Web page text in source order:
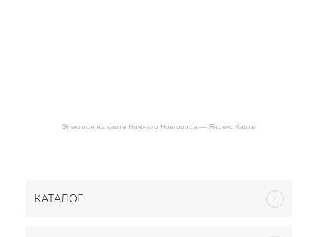
Электрон на карте Нижнего Новгорода — Яндекс Карты
КАТАЛОГ